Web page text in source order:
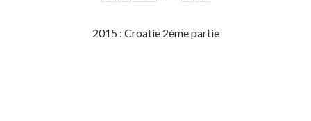
2015 : Croatie 2ème partie